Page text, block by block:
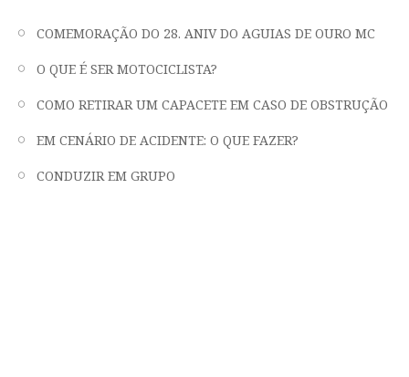
COMEMORAÇÃO DO 28. ANIV DO AGUIAS DE OURO MC
O QUE É SER MOTOCICLISTA?
COMO RETIRAR UM CAPACETE EM CASO DE OBSTRUÇÃO
EM CENÁRIO DE ACIDENTE: O QUE FAZER?
CONDUZIR EM GRUPO